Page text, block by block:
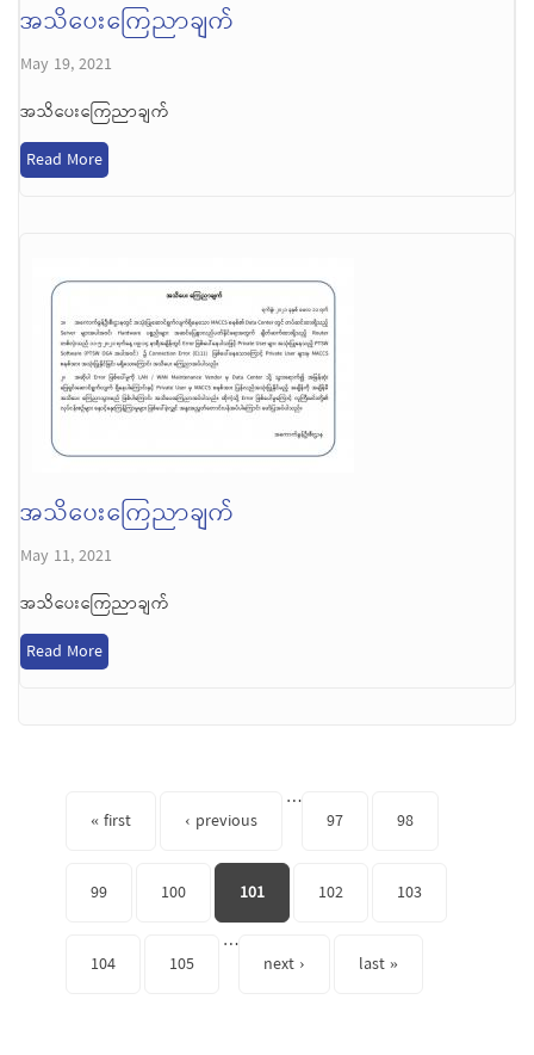
အသိပေးကြေညာချက်
May 19, 2021
အသိပေးကြေညာချက်
Read More
အသိပေးကြေညာချက်
May 11, 2021
အသိပေးကြေညာချက်
Read More
« first ‹ previous
…
97
98
99 100 101 102 103
104 105
…
next ›
last »